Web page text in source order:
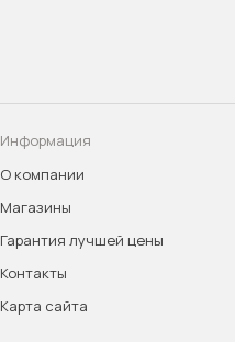
Информация
О компании
Магазины
Гарантия лучшей цены
Контакты
Карта сайта